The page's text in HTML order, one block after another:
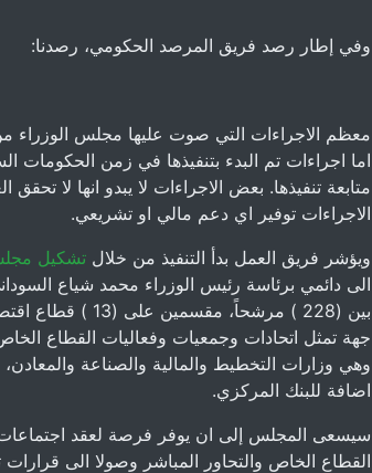
وفي إطار رصد فريق المرصد الحكومي، رصدنا:
معظم الاجراءات التي صوت عليها مجلس الوزراء
اما اجراءات تم البدء بتنفيذها في زمن الحكومات
متابعة تنفيذها. بعض الاجراءات لا يبدو انها لا تحقق
الاجراءات توفير اي دعم مالي او تشريعي.
ويؤشر فريق العمل بدأ التنفيذ من خلال تشكيل
جهة تمثل اتحادات وجمعيات وفعاليات القطاع
وهي وزارات التخطيط والمالية والصناعة والمعادن،
اضافة للبنك المركزي.
سيسعى المجلس إلى ان يوفر فرصة لعقد
القطاع الخاص والتحاور المباشر وصولا الى قرارات